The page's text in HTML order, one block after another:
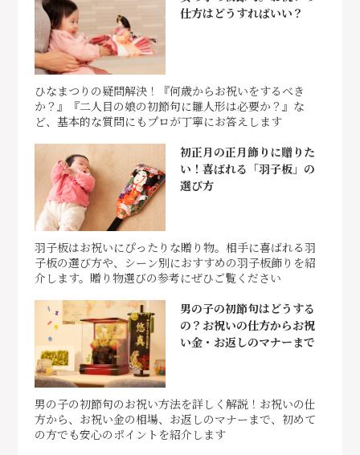
仕方はどうすればいい？
ひなまつりの疑問解決！『何歳からお祝いをするべき
か？』『二人目の娘の初節句に雛人形は必要か？』な
ど、基本的な質問にもプロが丁寧にお答えします
初正月の正月飾りに贈りた
い！喜ばれる「羽子板」の
選び方
羽子板はお祝いにぴったりな贈り物。相手に喜ばれる羽
子板の選び方や、シーン別におすすめの羽子板飾りを紹
介します。贈り物選びの参考にぜひご覧ください
男の子の初節句はどうする
の？お祝いの仕方からお祝
い金・お返しのマナーまで
男の子の初節句のお祝い方法を詳しく解説！お祝いの仕
方から、お祝い金の相場、お返しのマナーまで、初めて
の方でも安心のポイントを紹介します